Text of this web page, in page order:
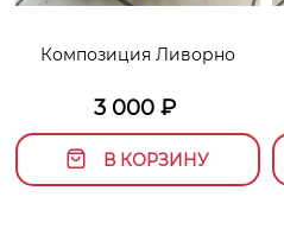
Композиция Ливорно
3 000 ₽
В КОРЗИНУ